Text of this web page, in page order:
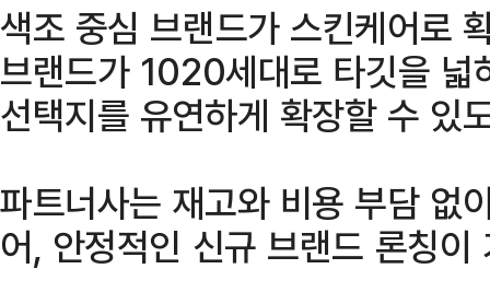
색조 중심 브랜드가 스킨케어로
브랜드가 1020세대로 타깃을 넓
선택지를 유연하게 확장할 수 있
파트너사는 재고와 비용 부담 없
어, 안정적인 신규 브랜드 론칭이